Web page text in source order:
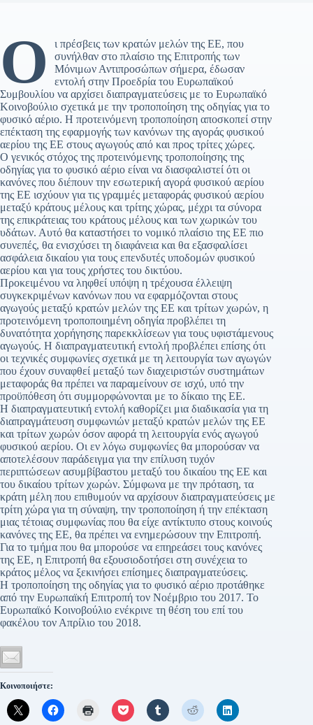
Ο
ι πρέσβεις των κρατών μελών της ΕΕ, που
συνήλθαν στο πλαίσιο της Επιτροπής των
Μόνιμων Αντιπροσώπων σήμερα, έδωσαν
εντολή στην Προεδρία του Ευρωπαϊκού
Συμβουλίου να αρχίσει διαπραγματεύσεις με το Ευρωπαϊκό
Κοινοβούλιο σχετικά με την τροποποίηση της οδηγίας για το
φυσικό αέριο. Η προτεινόμενη τροποποίηση αποσκοπεί στην
επέκταση της εφαρμογής των κανόνων της αγοράς φυσικού
αερίου της ΕΕ στους αγωγούς από και προς τρίτες χώρες.
Ο γενικός στόχος της προτεινόμενης τροποποίησης της
οδηγίας για το φυσικό αέριο είναι να διασφαλιστεί ότι οι
κανόνες που διέπουν την εσωτερική αγορά φυσικού αερίου
της ΕΕ ισχύουν για τις γραμμές μεταφοράς φυσικού αερίου
μεταξύ κράτους μέλους και τρίτης χώρας, μέχρι τα σύνορα
της επικράτειας του κράτους μέλους και των χωρικών του
υδάτων. Αυτό θα καταστήσει το νομικό πλαίσιο της ΕΕ πιο
συνεπές, θα ενισχύσει τη διαφάνεια και θα εξασφαλίσει
ασφάλεια δικαίου για τους επενδυτές υποδομών φυσικού
αερίου και για τους χρήστες του δικτύου.
Προκειμένου να ληφθεί υπόψη η τρέχουσα έλλειψη
συγκεκριμένων κανόνων που να εφαρμόζονται στους
αγωγούς μεταξύ κρατών μελών της ΕΕ και τρίτων χωρών, η
προτεινόμενη τροποποιημένη οδηγία προβλέπει τη
δυνατότητα χορήγησης παρεκκλίσεων για τους υφιστάμενους
αγωγούς. Η διαπραγματευτική εντολή προβλέπει επίσης ότι
οι τεχνικές συμφωνίες σχετικά με τη λειτουργία των αγωγών
που έχουν συναφθεί μεταξύ των διαχειριστών συστημάτων
μεταφοράς θα πρέπει να παραμείνουν σε ισχύ, υπό την
προϋπόθεση ότι συμμορφώνονται με το δίκαιο της ΕΕ.
Η διαπραγματευτική εντολή καθορίζει μια διαδικασία για τη
διαπραγμάτευση συμφωνιών μεταξύ κρατών μελών της ΕΕ
και τρίτων χωρών όσον αφορά τη λειτουργία ενός αγωγού
φυσικού αερίου. Οι εν λόγω συμφωνίες θα μπορούσαν να
αποτελέσουν παράδειγμα για την επίλυση τυχόν
περιπτώσεων ασυμβίβαστου μεταξύ του δικαίου της ΕΕ και
του δικαίου τρίτων χωρών. Σύμφωνα με την πρόταση, τα
κράτη μέλη που επιθυμούν να αρχίσουν διαπραγματεύσεις με
τρίτη χώρα για τη σύναψη, την τροποποίηση ή την επέκταση
μιας τέτοιας συμφωνίας που θα είχε αντίκτυπο στους κοινούς
κανόνες της ΕΕ, θα πρέπει να ενημερώσουν την Επιτροπή.
Για το τμήμα που θα μπορούσε να επηρεάσει τους κανόνες
της ΕΕ, η Επιτροπή θα εξουσιοδοτήσει στη συνέχεια το
κράτος μέλος να ξεκινήσει επίσημες διαπραγματεύσεις.
Η τροποποίηση της οδηγίας για το φυσικό αέριο προτάθηκε
από την Ευρωπαϊκή Επιτροπή τον Νοέμβριο του 2017. Το
Ευρωπαϊκό Κοινοβούλιο ενέκρινε τη θέση του επί του
φακέλου τον Απρίλιο του 2018.
Κοινοποιήστε: